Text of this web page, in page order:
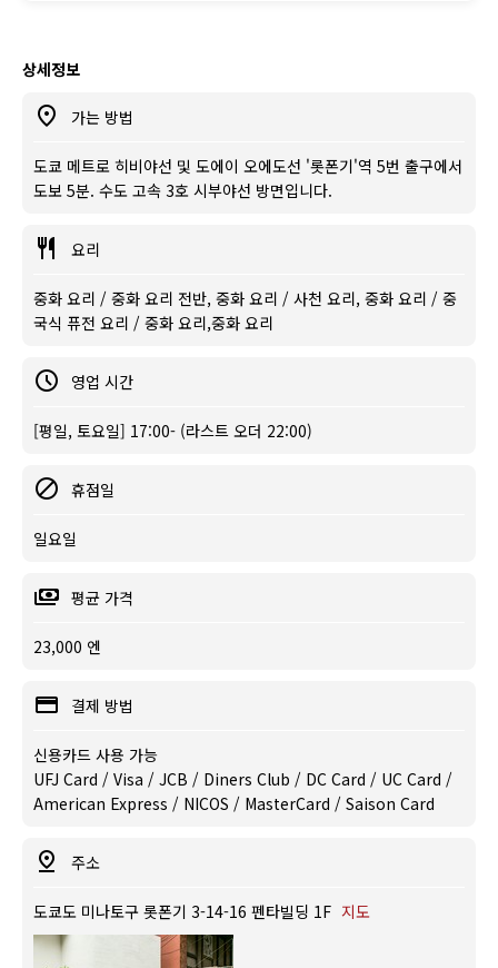
상세정보
가는 방법
도쿄 메트로 히비야선 및 도에이 오에도선 '롯폰기'역 5번 출구에서
도보 5분. 수도 고속 3호 시부야선 방면입니다.
요리
중화 요리 / 중화 요리 전반, 중화 요리 / 사천 요리, 중화 요리 / 중
국식 퓨전 요리 / 중화 요리,중화 요리
영업 시간
[평일, 토요일] 17:00- (라스트 오더 22:00)
휴점일
일요일
평균 가격
23,000 엔
결제 방법
신용카드 사용 가능
UFJ Card / Visa / JCB / Diners Club / DC Card / UC Card /
American Express / NICOS / MasterCard / Saison Card
주소
도쿄도 미나토구 롯폰기 3-14-16 펜타빌딩 1F 지도